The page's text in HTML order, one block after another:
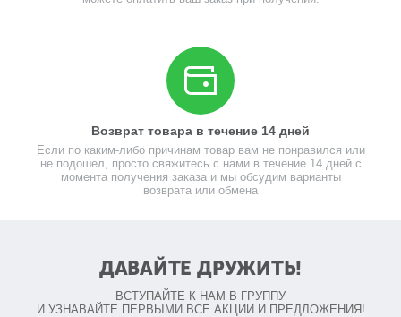
Возврат товара в течение 14 дней
Если по каким-либо причинам товар вам не понравился или
не подошел, просто свяжитесь с нами в течение 14 дней с
момента получения заказа и мы обсудим варианты
возврата или обмена
ДАВАЙТЕ ДРУЖИТЬ!
ВСТУПАЙТЕ К НАМ В ГРУППУ
И УЗНАВАЙТЕ ПЕРВЫМИ ВСЕ АКЦИИ И ПРЕДЛОЖЕНИЯ!